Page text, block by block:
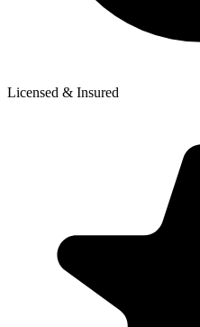
Licensed & Insured